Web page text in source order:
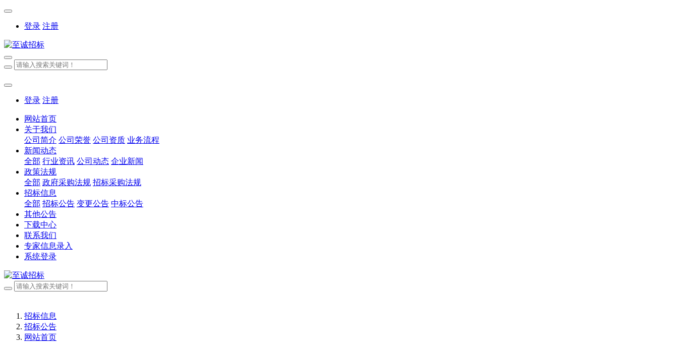
登录 注册
登录 注册
网站首页
关于我们
公司简介 公司荣誉 公司资质 业务流程
新闻动态
全部 行业资讯 公司动态 企业新闻
政策法规
全部 政府采购法规 招标采购法规
招标信息
全部 招标公告 变更公告 中标公告
其他公告
下载中心
联系我们
专家信息录入
系统登录
招标信息
招标公告
网站首页